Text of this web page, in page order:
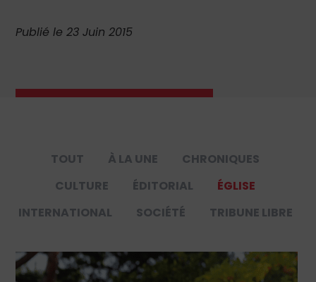
Publié le 23 Juin 2015
TOUT À LA UNE
CHRONIQUES
CULTURE
ÉDITORIAL
ÉGLISE
INTERNATIONAL
SOCIÉTÉ TRIBUNE LIBRE